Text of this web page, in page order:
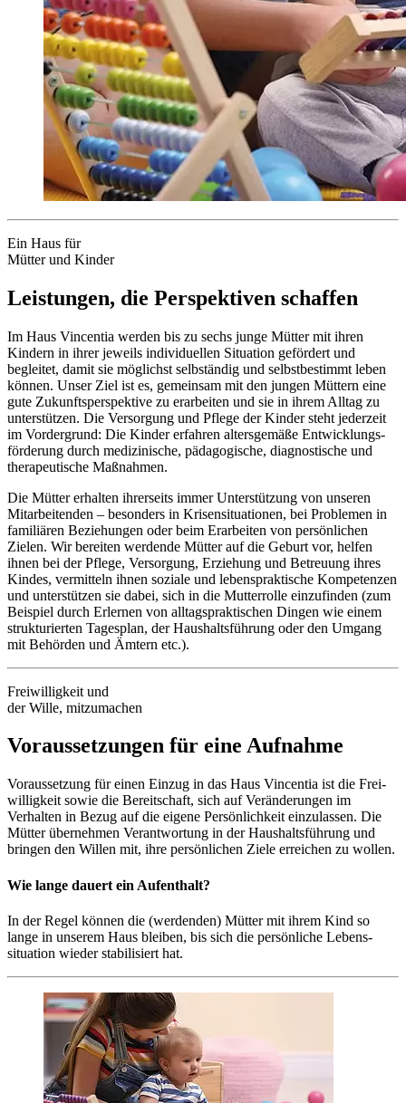
Ein Haus für
Mütter und Kinder
Leistungen, die Perspektiven schaffen
Im Haus Vincentia werden bis zu sechs junge Mütter mit ihren
Kindern in ihrer jeweils individuellen Situation gefördert und
begleitet, damit sie möglichst selb­ständig und selbst­bestimmt leben
können. Unser Ziel ist es, gemeinsam mit den jungen Müttern eine
gute Zukunfts­perspektive zu erarbeiten und sie in ihrem Alltag zu
unter­stützen. Die Versorgung und Pflege der Kinder steht jederzeit
im Vorder­grund: Die Kinder erfahren alters­gemäße Entwicklungs­
förderung durch medizinische, pädagogische, diagnostische und
thera­peutische Maß­nahmen.
Die Mütter erhalten ihrerseits immer Unter­stützung von unseren
Mitarbeitenden – besonders in Krisen­situationen, bei Problemen in
familiären Beziehungen oder beim Erarbeiten von persön­lichen
Zielen. Wir bereiten werdende Mütter auf die Geburt vor, helfen
ihnen bei der Pflege, Versorgung, Erziehung und Betreuung ihres
Kindes, vermitteln ihnen soziale und lebens­praktische Kompetenzen
und unter­stützen sie dabei, sich in die Mutter­rolle einzufinden (zum
Beispiel durch Erlernen von alltags­praktischen Dingen wie einem
strukturierten Tages­plan, der Haushalts­führung oder den Umgang
mit Behörden und Ämtern etc.).
Freiwilligkeit und
der Wille, mitzumachen
Voraus­setzungen für eine Aufnahme
Voraussetzung für einen Einzug in das Haus Vincentia ist die Frei­
willigkeit sowie die Bereitschaft, sich auf Veränderungen im
Verhalten in Bezug auf die eigene Persönlich­keit einzu­lassen. Die
Mütter übernehmen Verant­wortung in der Haushalts­führung und
bringen den Willen mit, ihre persön­lichen Ziele erreichen zu wollen.
Wie lange dauert ein Aufenthalt?
In der Regel können die (werdenden) Mütter mit ihrem Kind so
lange in unserem Haus bleiben, bis sich die persönliche Lebens­
situation wieder stabilisiert hat.